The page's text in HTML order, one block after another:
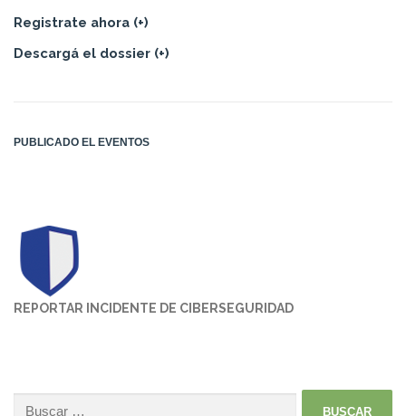
Registrate ahora (+)
Descargá el dossier (+)
PUBLICADO EL EVENTOS
REPORTAR INCIDENTE DE CIBERSEGURIDAD